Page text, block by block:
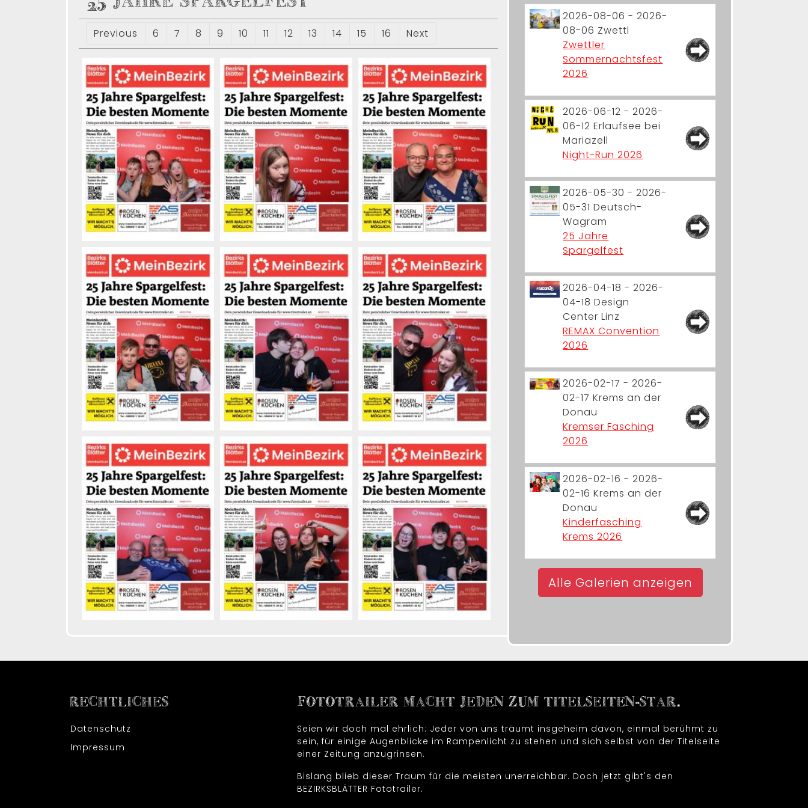
Previous 6 7 8 9 10 11 12 13 14 15 16 Next
2026-08-06 - 2026-
08-06 Zwettl
Zwettler
Sommernachtsfest
2026
2026-06-12 - 2026-
06-12 Erlaufsee bei
Mariazell
Night-Run 2026
2026-05-30 - 2026-
05-31 Deutsch-
Wagram
25 Jahre
Spargelfest
2026-04-18 - 2026-
04-18 Design
Center Linz
REMAX Convention
2026
2026-02-17 - 2026-
02-17 Krems an der
Donau
Kremser Fasching
2026
2026-02-16 - 2026-
02-16 Krems an der
Donau
Kinderfasching
Krems 2026
Alle Galerien anzeigen
RECHTLICHES
Datenschutz
Impressum
FOTOTRAILER MACHT JEDEN ZUM TITELSEITEN-STAR.
Seien wir doch mal ehrlich: Jeder von uns träumt insgeheim davon, einmal berühmt zu
sein, für einige Augenblicke im Rampenlicht zu stehen und sich selbst von der Titelseite
einer Zeitung anzugrinsen.
Bislang blieb dieser Traum für die meisten unerreichbar. Doch jetzt gibt's den
BEZIRKSBLÄTTER Fototrailer.